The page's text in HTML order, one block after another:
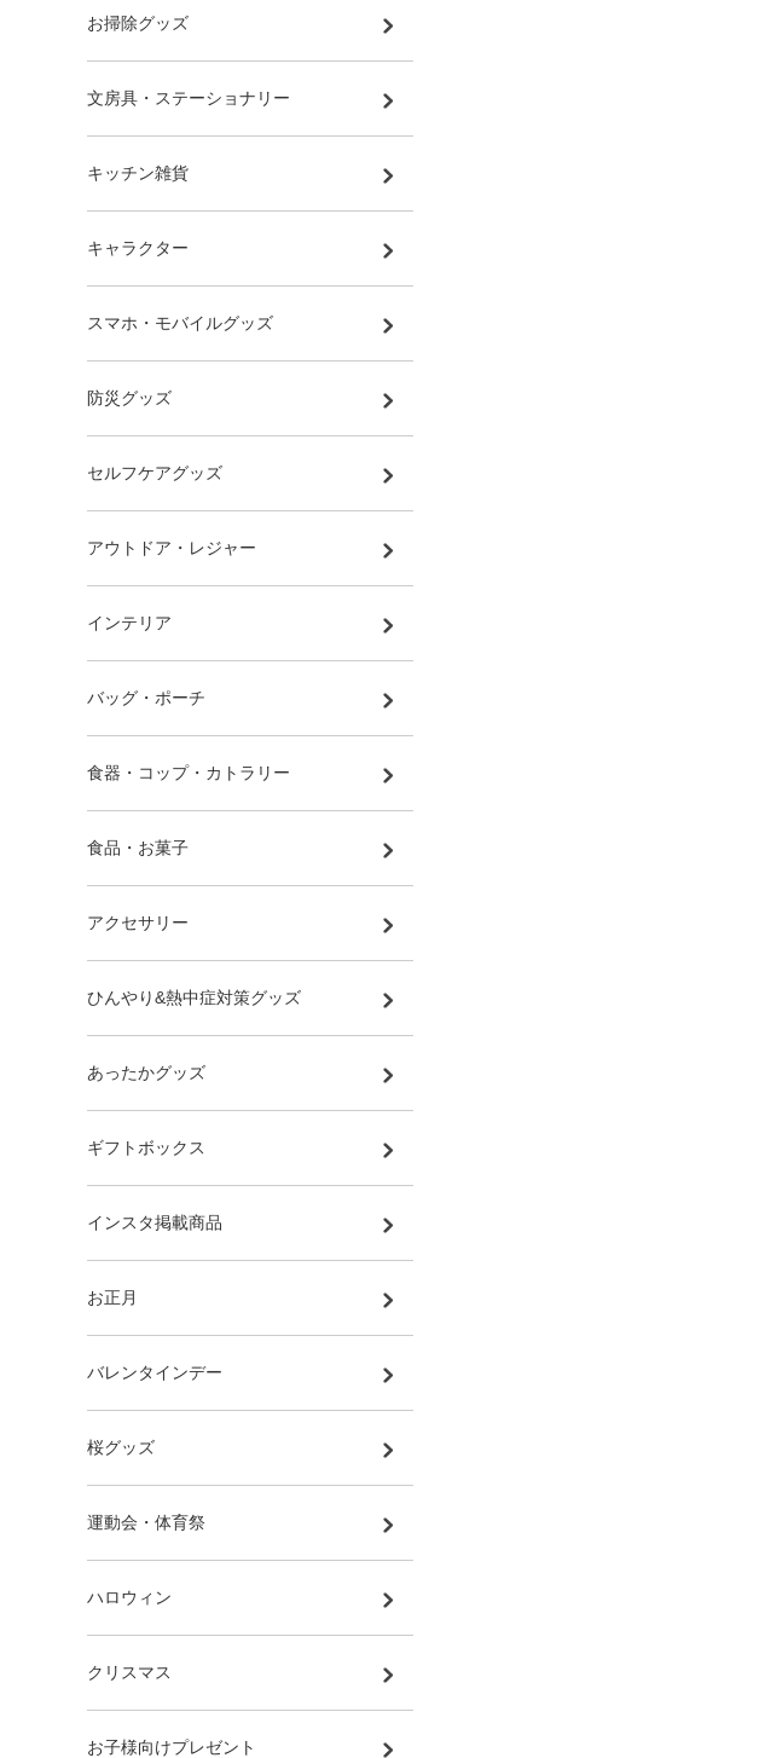
お掃除グッズ
文房具・ステーショナリー
キッチン雑貨
キャラクター
スマホ・モバイルグッズ
防災グッズ
セルフケアグッズ
アウトドア・レジャー
インテリア
バッグ・ポーチ
食器・コップ・カトラリー
食品・お菓子
アクセサリー
ひんやり&熱中症対策グッズ
あったかグッズ
ギフトボックス
インスタ掲載商品
お正月
バレンタインデー
桜グッズ
運動会・体育祭
ハロウィン
クリスマス
お子様向けプレゼント